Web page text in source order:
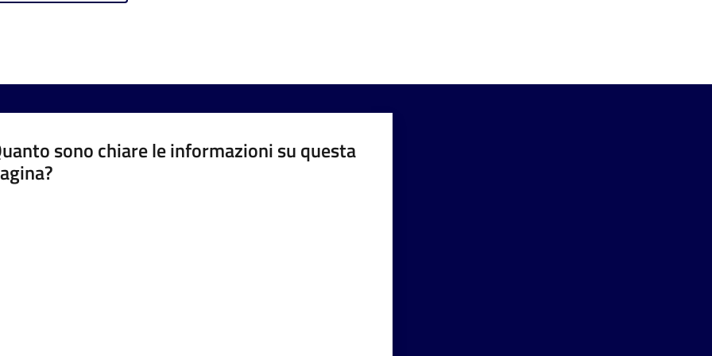
sono chiare le informazioni su questa